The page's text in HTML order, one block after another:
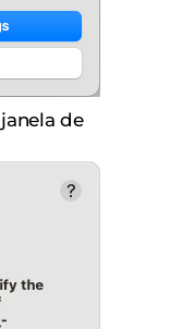
de